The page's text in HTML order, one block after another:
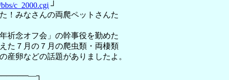
c_2000.cgi ┘
！みなさんの両爬ペットさんた
祈念オフ会」の幹事役を勤めた
た７月の７月の爬虫類・両棲類
産卵などの話題がありましたよ。